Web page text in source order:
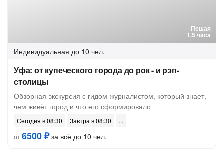
Пешая
1.5 часа
Индивидуальная до 10 чел.
Уфа: от купеческого города до рок - и рэп-
столицы
Обзорная экскурсия с гидом-журналистом, который знает,
чем живёт город и что его сформировало
Сегодня в 08:30
Завтра в 08:30
от6500 ₽за всё до 10 чел.